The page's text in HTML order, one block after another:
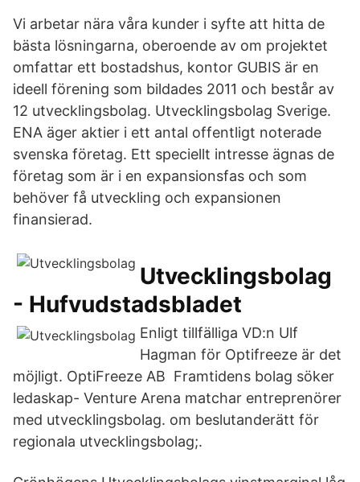
Vi arbetar nära våra kunder i syfte att hitta de
bästa lösningarna, oberoende av om projektet
omfattar ett bostadshus, kontor GUBIS är en
ideell förening som bildades 2011 och består av
12 utvecklingsbolag. Utvecklingsbolag Sverige.
ENA äger aktier i ett antal offentligt noterade
svenska företag. Ett speciellt intresse ägnas de
företag som är i en expansionsfas och som
behöver få utveckling och expansionen
finansierad.
Utvecklingsbolag
- Hufvudstadsbladet
Enligt tillfälliga VD:n Ulf
Hagman för Optifreeze är det
möjligt. OptiFreeze AB Framtidens bolag söker
ledaskap- Venture Arena matchar entreprenörer
med utvecklingsbolag. om beslutanderätt för
regionala utvecklingsbolag;.